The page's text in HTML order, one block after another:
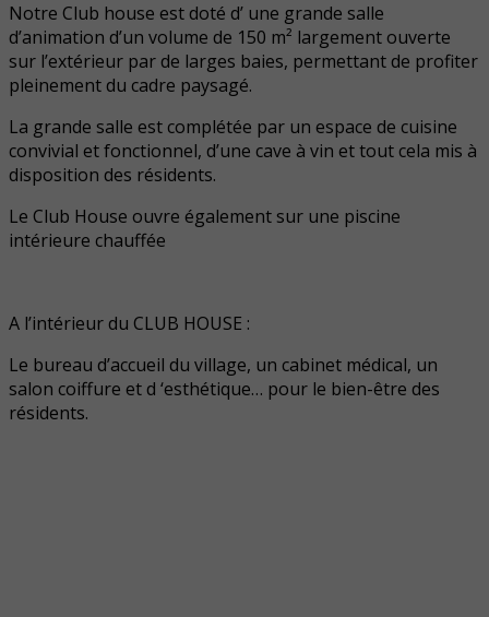
Notre Club house est doté d’ une grande salle
d’animation d’un volume de 150 m² largement ouverte
sur l’extérieur par de larges baies, permettant de profiter
pleinement du cadre paysagé.
La grande salle est complétée par un espace de cuisine
convivial et fonctionnel, d’une cave à vin et tout cela mis à
disposition des résidents.
Le Club House ouvre également sur une piscine
intérieure chauffée
A l’intérieur du CLUB HOUSE :
Le bureau d’accueil du village, un cabinet médical, un
salon coiffure et d ‘esthétique… pour le bien-être des
résidents.